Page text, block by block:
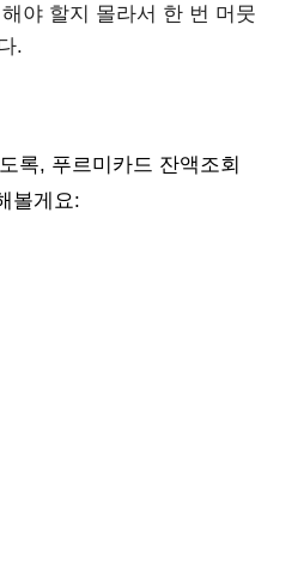
야 할지 몰라서 한 번 머뭇
.
록, 푸르미카드 잔액조회
볼게요: